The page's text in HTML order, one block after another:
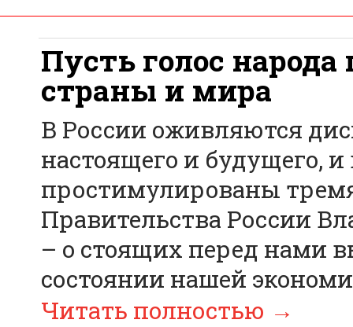
Пусть голос
страны и мира
В России оживляются
настоящего и будущего,
простимулированы
Правительства России
– о стоящих перед нами
состоянии нашей
Читать полностью →